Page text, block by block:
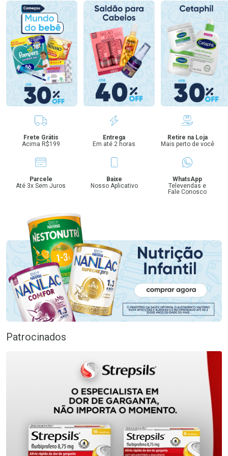
Benefícios
Frete Grátis
Acima R$199
Entrega
Em até 2 horas
Retire na Loja
Mais perto de você
Parcele
Até 3x Sem Juros
Baixe
Nosso Aplicativo
WhatsApp
Televendas e
Fale Conosco
Patrocinados